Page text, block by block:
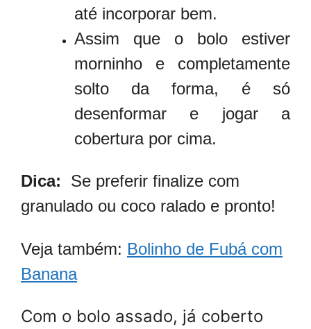
até incorporar bem.
Assim que o bolo estiver
morninho e completamente
solto da forma, é só
desenformar e jogar a
cobertura por cima.
Dica: Se preferir finalize com
granulado ou coco ralado e pronto!
Veja também: Bolinho de Fubá com
Banana
Com o bolo assado, já coberto